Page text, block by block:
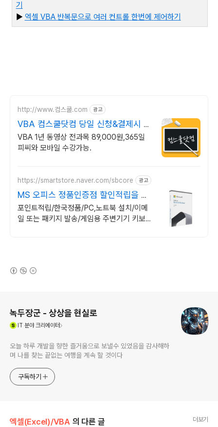
기
▶ 엑셀 VBA 반복문으로 여러 컨트롤 한번에 제어하기
http://www.컴스쿨.com 광고
VBA 컴스쿨닷컴 당일 신청&결제시 기
프티콘!
VBA 1년 동영상 전과목 89,000원,365일
피씨와 모바일 수강가능.
https://smartstore.naver.com/sbcore 광고
MS 오피스 정품인증점 할인적립을 확
인하세요!
포인트적립/한국정품/PC,노트북 설치/이메
일 또는 패키지 발송/게임용 주변기기 키보
녹두장군 - 상상을 현실로
IT 분야 크리에이터
오늘 하루 개발을 향한 즐거움으로 보낼수 있었음을 감사해하
며 나를 찾는 끝없는 여행을 계속 할 것이다
구독하기
엑셀(Excel)/VBA 의 다른 글 더보기